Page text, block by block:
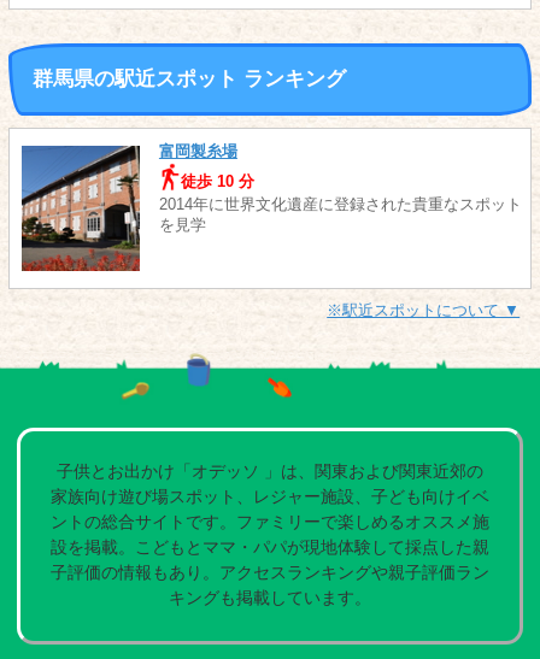
群馬県の駅近スポット ランキング
富岡製糸場
徒歩 10 分
2014年に世界文化遺産に登録された貴重なスポット
を見学
※駅近スポットについて ▼
子供とお出かけ「オデッソ 」は、関東および関東近郊の
家族向け遊び場スポット、レジャー施設、子ども向けイベ
ントの総合サイトです。ファミリーで楽しめるオススメ施
設を掲載。こどもとママ・パパが現地体験して採点した親
子評価の情報もあり。アクセスランキングや親子評価ラン
キングも掲載しています。